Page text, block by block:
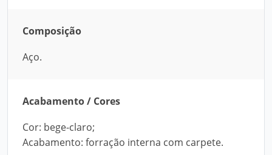
Composição
Aço.
Acabamento / Cores
Cor: bege-claro;
Acabamento: forração interna com carpete.